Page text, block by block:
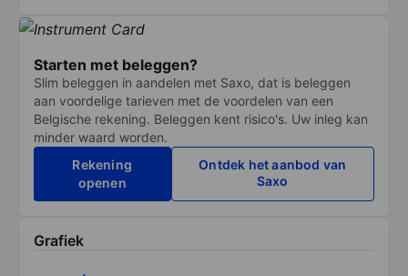
Starten met beleggen?
Slim beleggen in aandelen met Saxo, dat is beleggen
aan voordelige tarieven met de voordelen van een
Belgische rekening. Beleggen kent risico's. Uw inleg kan
minder waard worden.
Rekening
openen
Ontdek het aanbod van
Saxo
Grafiek